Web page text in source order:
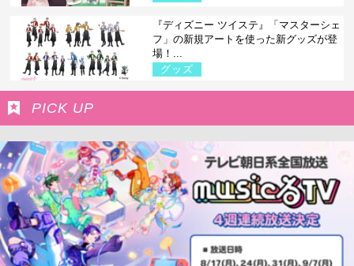
『ディズニー ツイステ』「マスターシェ
フ」の新規アートを使った新グッズが登
場！...
グッズ
PICK UP